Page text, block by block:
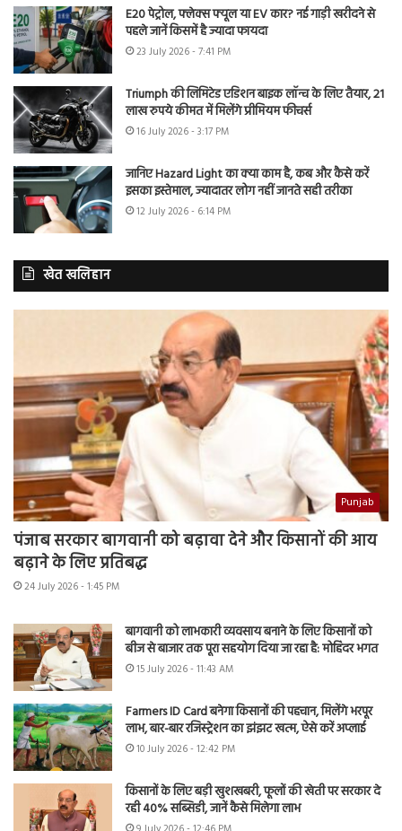
E20 पेट्रोल, फ्लेक्स फ्यूल या EV कार? नई गाड़ी खरीदने से
पहले जानें किसमें है ज्यादा फायदा
23 July 2026 - 7:41 PM
Triumph की लिमिटेड एडिशन बाइक लॉन्च के लिए तैयार, 21
लाख रुपये कीमत में मिलेंगे प्रीमियम फीचर्स
16 July 2026 - 3:17 PM
जानिए Hazard Light का क्या काम है, कब और कैसे करें
इसका इस्तेमाल, ज्यादातर लोग नहीं जानते सही तरीका
12 July 2026 - 6:14 PM
खेत खलिहान
Punjab
पंजाब सरकार बागवानी को बढ़ावा देने और किसानों की आय
बढ़ाने के लिए प्रतिबद्ध
24 July 2026 - 1:45 PM
बागवानी को लाभकारी व्यवसाय बनाने के लिए किसानों को
बीज से बाजार तक पूरा सहयोग दिया जा रहा है: मोहिंदर भगत
15 July 2026 - 11:43 AM
Farmers ID Card बनेगा किसानों की पहचान, मिलेंगे भरपूर
लाभ, बार-बार रजिस्ट्रेशन का झंझट खत्म, ऐसे करें अप्लाई
10 July 2026 - 12:42 PM
किसानों के लिए बड़ी खुशखबरी, फूलों की खेती पर सरकार दे
रही 40% सब्सिडी, जानें कैसे मिलेगा लाभ